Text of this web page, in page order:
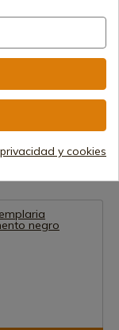
ornamento GAME
y cookies